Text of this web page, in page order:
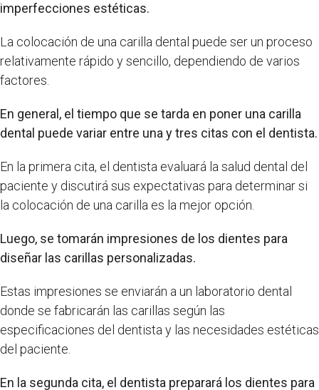
imperfecciones estéticas.
La colocación de una carilla dental puede ser un proceso
relativamente rápido y sencillo, dependiendo de varios
factores.
En general, el tiempo que se tarda en poner una carilla
dental puede variar entre una y tres citas con el dentista.
En la primera cita, el dentista evaluará la salud dental del
paciente y discutirá sus expectativas para determinar si
la colocación de una carilla es la mejor opción.
Luego, se tomarán impresiones de los dientes para
diseñar las carillas personalizadas.
Estas impresiones se enviarán a un laboratorio dental
donde se fabricarán las carillas según las
especificaciones del dentista y las necesidades estéticas
del paciente.
En la segunda cita, el dentista preparará los dientes para